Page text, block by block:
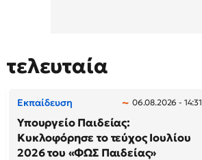
τελευταία
Εκπαίδευση 06.08.2026 - 14:31
Υπουργείο Παιδείας:
Κυκλοφόρησε το τεύχος Ιουλίου
2026 του «ΦΩΣ Παιδείας»